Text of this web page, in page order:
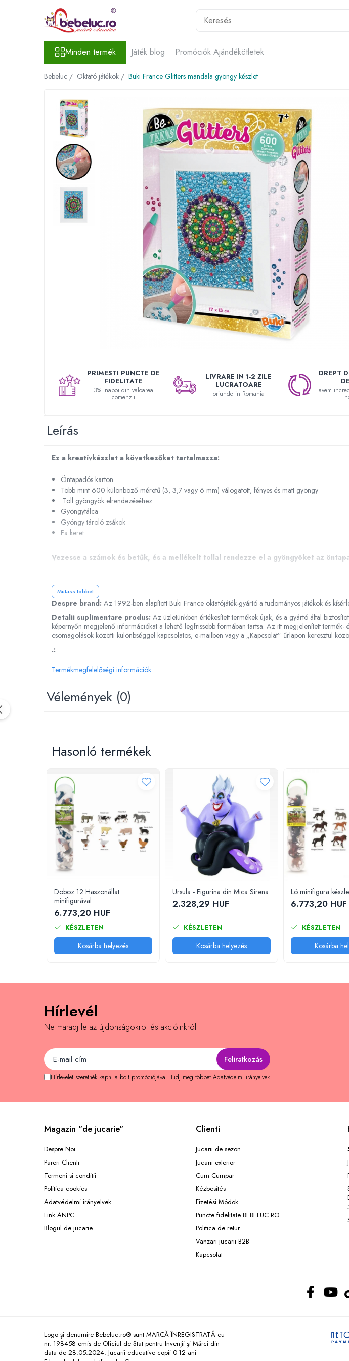
Minden termék
Játékok életkor szerint
Építő készletek gyerekeknek
Kísérleti készletek gyerekeknek
Az emberi test szervei
Kreativitást fejlesztő játékok
Gyerek munkapadok
Gyerek Halloween jelmezek
Háziállat figurák
Montessori játékok
Különleges igények és Down-
Numberblocks készletek
Motoros készségfejlesztő játékok
Gyümölcs- és zöldségjátékok
Kirakós játékok
Motoros játékok babáknak
Válogató játékok
Zenélő játékok babáknak
Mágneses játékok
Társasjátékok
Logikai játékok
Memóriajátékok
Számos játékok
Kártyajátékok
Padlójátékok
Válogatott könyvek
Könyvek 2 éves gyerekeknek
Könyvek 3 éves gyerekeknek
Könyvek 5 éves gyerekeknek
Könyvek 8 éves gyerekeknek
Interaktív könyvek
Színező könyvek
Zenélő dobozok
Idei cadou fetite
Ajándékok 5 éves gyerekeknek
Ajándékok 6 éves gyerekeknek
Minden termék Játék blog Promóciók Ajándékötletek
Bebeluc / Oktató játékok / Buki France Glitters mandala gyöngy készlet
PRIMESTI PUNCTE DE
FIDELITATE
3% inapoi din valoarea
comenzii
LIVRARE IN 1-2 ZILE
LUCRATOARE
oriunde in Romania
DREPT
avem
Leírás
Ez a kreatívkészlet a következőket tartalmazza:
Öntapadós karton
Több mint 600 különböző méretű (3, 3,7 vagy 6 mm) válogatott, fényes és matt gyöngy
Toll gyöngyök elrendezéséhez
Gyöngytálca
Gyöngy tároló zsákok
Fa keret
Vezesse a számok és betűk, és a mellékelt tollal rendezze el a gyöngyöket az
Ajánlott életkor: 7 év+
Doboz méretei: 15 x 5 x 24 cm
Figyelmeztetések!
Kérjük, olvassa el figyelmesen, és kövesse a használati és biztonsági utasításokat!
Használja felnőtt felügyelete mellett.
Mutass többet
Despre brand: Az 1992-ben alapított Buki France oktatójáték-gyártó a tudományos játékok és
Detalii suplimentare produs: Az üzletünkben értékesített termékek újak, és a gyártó által
képernyőn megjelenő információkat a lehető legfrissebb formában tartsa. Az itt megjelenített
csomagolások közötti különbséggel kapcsolatos, e-mailben vagy a „Kapcsolat” űrlapon keresztül
.:
Termékmegfelelőségi információk
Vélemények (0)
Hasonló termékek
Doboz 12 Haszonállat
minifigurával
6.773,20 HUF
KÉSZLETEN
Kosárba helyezés
Ursula - Figurina din Mica Sirena
2.328,29 HUF
KÉSZLETEN
Kosárba helyezés
Ló minifigura
6.773,20 HUF
KÉSZLETEN
Kosárba
Hírlevél
Ne maradj le az újdonságokrol és akcióinkról
Hírlevelet szeretnék kapni a bolt promóciójával. Tudj meg többet Adatvédelmi irányelvek
Magazin "de jucarie"
Despre Noi
Pareri Clienti
Termeni si conditii
Politica cookies
Adatvédelmi irányelvek
Link ANPC
Blogul de jucarie
Clienti
Jucarii de sezon
Jucarii exterior
Cum Cumpar
Kézbesítés
Fizetési Módok
Puncte fidelitate BEBELUC.RO
Politica de retur
Vanzari jucarii B2B
Kapcsolat
Logo și denumire Bebeluc.ro® sunt MARCĂ ÎNREGISTRATĂ cu
nr. 198458 emis de Oficiul de Stat pentru Invenții și Mărci din
data de 28.05.2024. Jucarii educative copii 0-12 ani